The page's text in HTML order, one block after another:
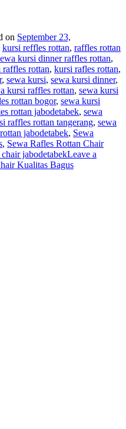
on September 23,
kursi reffles rottan, raffles rottan
kursi dinner raffles rottan,
raffles rottan, kursi rafles rottan,
, sewa kursi, sewa kursi dinner,
kursi raffles rottan, sewa kursi
rottan bogor, sewa kursi
rottan jabodetabek, sewa
raffles rottan tangerang, sewa
jabodetabek, Sewa
, Sewa Rafles Rottan Chair
jabodetabekLeave a
Kualitas Bagus